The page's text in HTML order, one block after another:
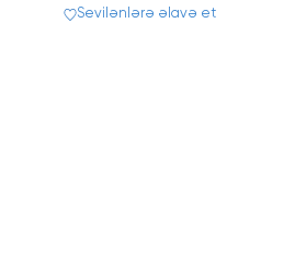
Sevilənlərə əlavə et